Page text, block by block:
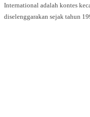
International adalah kontes
diselenggarakan sejak tahun